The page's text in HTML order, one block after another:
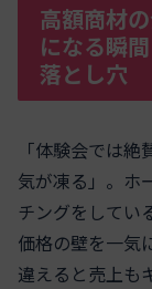
高額商材
になる瞬
落とし穴
「体験会では
気が凍る」。ホ
チングをしてい
価格の壁を一気
違えると売上も